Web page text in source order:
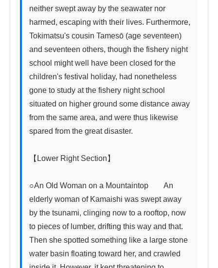
neither swept away by the seawater nor
harmed, escaping with their lives. Furthermore,
Tokimatsu's cousin Tamesō (age seventeen)
and seventeen others, though the fishery night
school might well have been closed for the
children's festival holiday, had nonetheless
gone to study at the fishery night school
situated on higher ground some distance away
from the same area, and were thus likewise
spared from the great disaster.
【Lower Right Section】
○An Old Woman on a Mountaintop　　An
elderly woman of Kamaishi was swept away
by the tsunami, clinging now to a rooftop, now
to pieces of lumber, drifting this way and that.
Then she spotted something like a large stone
water basin floating toward her, and crawled